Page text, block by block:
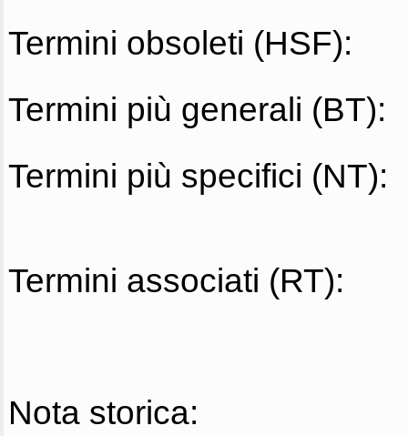
Termini obsoleti (HSF):
Termini più generali (BT):
Termini più specifici (NT):
Termini associati (RT):
Nota storica: